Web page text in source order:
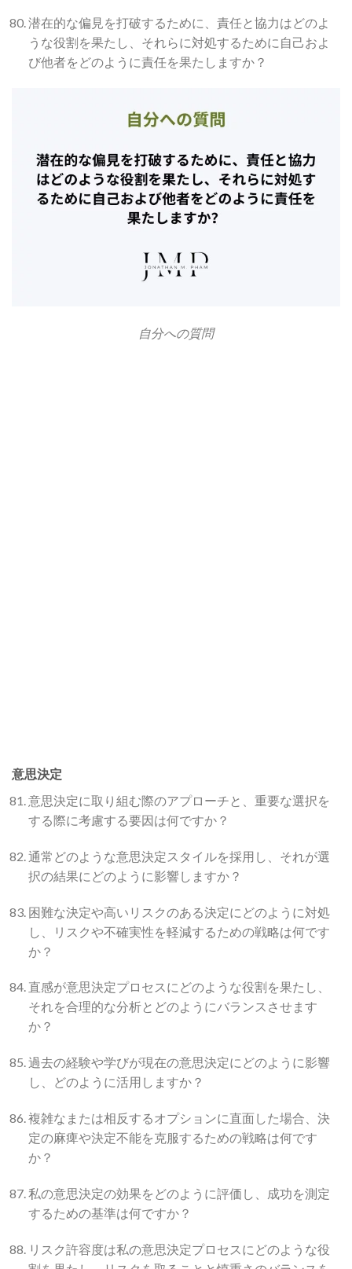
潜在的な偏見を打破するために、責任と協力はどのよ
うな役割を果たし、それらに対処するために自己およ
び他者をどのように責任を果たしますか？
自分への質問
意思決定
意思決定に取り組む際のアプローチと、重要な選択を
する際に考慮する要因は何ですか？
通常どのような意思決定スタイルを採用し、それが選
択の結果にどのように影響しますか？
困難な決定や高いリスクのある決定にどのように対処
し、リスクや不確実性を軽減するための戦略は何です
か？
直感が意思決定プロセスにどのような役割を果たし、
それを合理的な分析とどのようにバランスさせます
か？
過去の経験や学びが現在の意思決定にどのように影響
し、どのように活用しますか？
複雑なまたは相反するオプションに直面した場合、決
定の麻痺や決定不能を克服するための戦略は何です
か？
私の意思決定の効果をどのように評価し、成功を測定
するための基準は何ですか？
リスク許容度は私の意思決定プロセスにどのような役